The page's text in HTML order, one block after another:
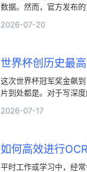
数据。然而，官方发布
PDF版名单快速导出为
2026-07-20
这次世界杯冠军奖金飙
片到处都是。对于写深
费时不说，还容易看错行
2026-07-17
平时工作或学习中，经